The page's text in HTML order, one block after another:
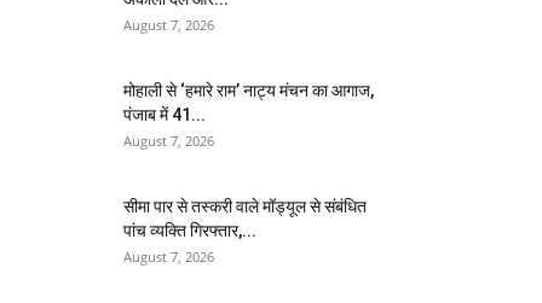
August 7, 2026
मोहाली से ‘हमारे राम’ नाट्य मंचन का आगाज,
पंजाब में 41...
August 7, 2026
सीमा पार से तस्करी वाले मॉड्यूल से संबंधित
पांच व्यक्ति गिरफ्तार,...
August 7, 2026